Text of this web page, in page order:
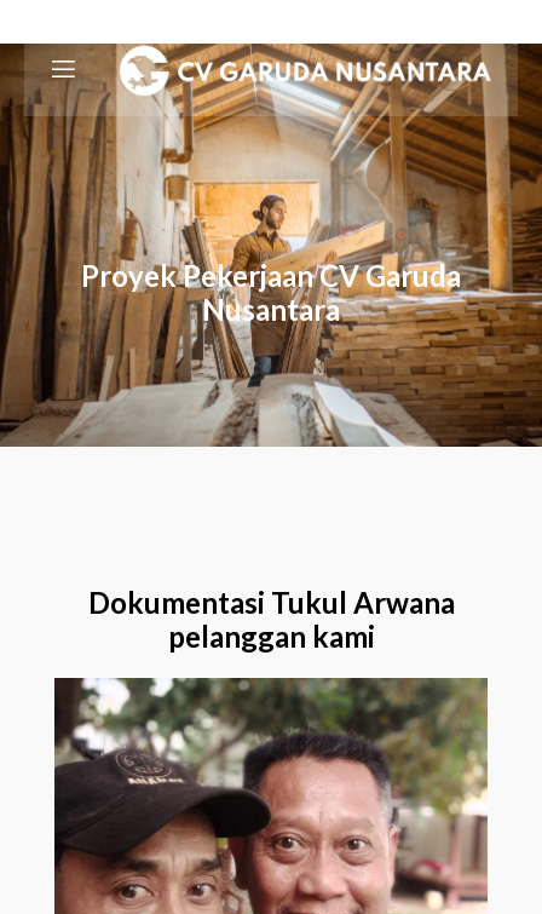
Proyek Pekerjaan CV Garuda
Nusantara
Dokumentasi Tukul Arwana
pelanggan kami